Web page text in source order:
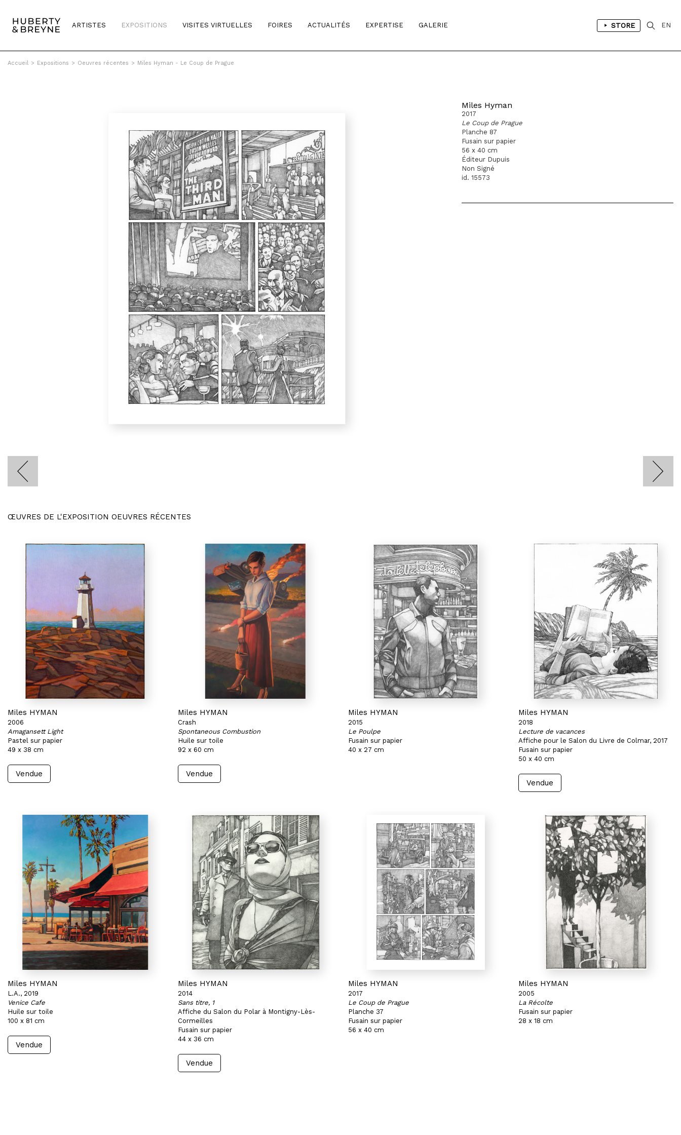
ARTISTES EXPOSITIONS VISITES VIRTUELLES FOIRES ACTUALITÉS EXPERTISE GALERIE STORE EN
Accueil > Expositions > Oeuvres récentes > Miles Hyman - Le Coup de Prague
Miles Hyman
2017
Le Coup de Prague
Planche 87
Fusain sur papier
56 x 40 cm
Éditeur Dupuis
Non Signé
id. 15573
ŒUVRES DE L'EXPOSITION OEUVRES RÉCENTES
Miles HYMAN
2006
Amagansett Light
Pastel sur papier
49 x 38 cm
Vendue
Miles HYMAN
Crash
Spontaneous Combustion
Huile sur toile
92 x 60 cm
Vendue
Miles HYMAN
2015
Le Poulpe
Fusain sur papier
40 x 27 cm
Miles HYMAN
2018
Lecture de vacances
Affiche pour le Salon du Livre de Colmar, 2017
Fusain sur papier
50 x 40 cm
Vendue
Miles HYMAN
L.A., 2019
Venice Cafe
Huile sur toile
100 x 81 cm
Vendue
Miles HYMAN
2014
Sans titre, 1
Affiche du Salon du Polar à Montigny-Lès-
Cormeilles
Fusain sur papier
44 x 36 cm
Vendue
Miles HYMAN
2017
Le Coup de Prague
Planche 37
Fusain sur papier
56 x 40 cm
Miles HYMAN
2005
La Récolte
Fusain sur papier
28 x 18 cm